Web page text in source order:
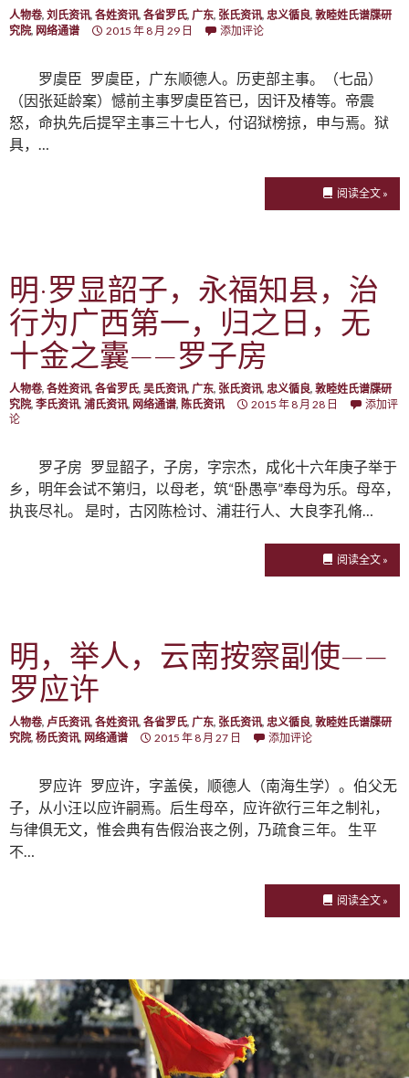
人物卷, 刘氏资讯, 各姓资讯, 各省罗氏, 广东, 张氏资讯, 忠义循良, 敦睦姓氏谱牒研
究院, 网络通谱 2015 年 8 月 29 日 添加评论
罗虞臣 罗虞臣，广东顺德人。历吏部主事。（七品）
（因张延龄案）憾前主事罗虞臣笞已，因讦及椿等。帝震
怒，命执先后提罕主事三十七人，付诏狱榜掠，申与焉。狱
具，…
阅读全文 »
明·罗显韶子，永福知县，治
行为广西第一，归之日，无
十金之囊——罗子房
人物卷, 各姓资讯, 各省罗氏, 吴氏资讯, 广东, 张氏资讯, 忠义循良, 敦睦姓氏谱牒研
究院, 李氏资讯, 浦氏资讯, 网络通谱, 陈氏资讯 2015 年 8 月 28 日
添加评
论
罗孑房 罗显韶子，子房，字宗杰，成化十六年庚子举于
乡，明年会试不第归，以母老，筑“卧愚亭”奉母为乐。母卒，
执丧尽礼。 是时，古冈陈检讨、浦荘行人、大良李孔脩…
阅读全文 »
明，举人，云南按察副使——
罗应许
人物卷, 卢氏资讯, 各姓资讯, 各省罗氏, 广东, 张氏资讯, 忠义循良, 敦睦姓氏谱牒研
究院, 杨氏资讯, 网络通谱 2015 年 8 月 27 日 添加评论
罗应许 罗应许，字盖侯，顺德人（南海生学）。伯父无
子，从小汪以应许嗣焉。后生母卒，应许欲行三年之制礼，
与律俱无文，惟会典有告假治丧之例，乃疏食三年。 生平
不…
阅读全文 »